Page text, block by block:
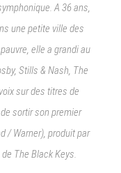
A 36 ans,
une petite ville des
elle a grandi au
Stills & Nash, The
sur des titres de
sortir son premier
/ Warner), produit par
The Black Keys.